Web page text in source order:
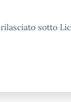
sotto